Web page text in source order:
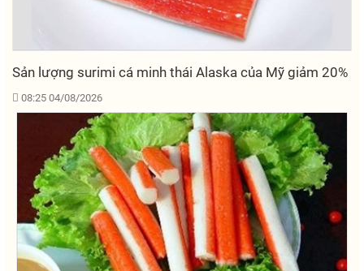
Sản lượng surimi cá minh thái Alaska của Mỹ giảm 20%
08:25 04/08/2026